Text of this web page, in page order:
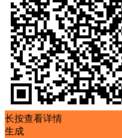
长按查看详情
生成